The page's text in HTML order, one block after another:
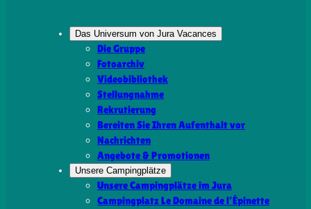
Das Universum von Jura Vacances
Die Gruppe
Fotoarchiv
Videobibliothek
Stellungnahme
Rekrutierung
Bereiten Sie Ihren Aufenthalt vor
Nachrichten
Angebote & Promotionen
Unsere Campingplätze
Unsere Campingplätze im Jura
Campingplatz Le Domaine de l’Épinette